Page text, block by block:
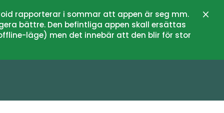
rapporterar i sommar att appen är seg mm.
bättre. Den befintliga appen skall ersättas
läge) men det innebär att den blir för stor